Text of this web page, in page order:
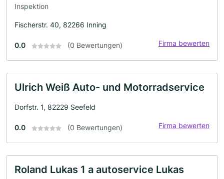
Inspektion
Fischerstr. 40, 82266 Inning
0.0 (0 Bewertungen) Firma bewerten
Ulrich Weiß Auto- und Motorradservice
Dorfstr. 1, 82229 Seefeld
0.0 (0 Bewertungen) Firma bewerten
Roland Lukas 1 a autoservice Lukas